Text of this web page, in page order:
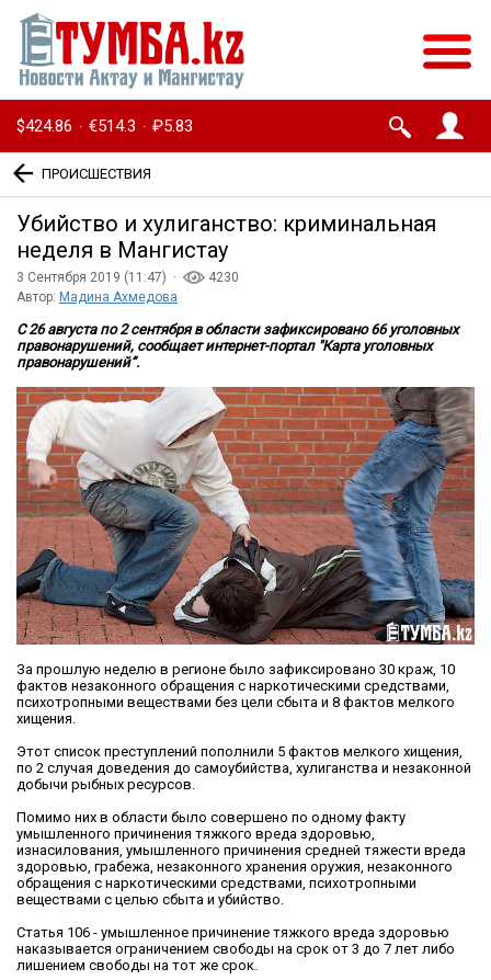
$424.86 · €514.3 · ₽5.83
ПРОИСШЕСТВИЯ
Убийство и хулиганство: криминальная
неделя в Мангистау
3 Сентября 2019 (11:47) ·
4230
Автор: Мадина Ахмедова
С 26 августа по 2 сентября в области зафиксировано 66 уголовных
правонарушений, сообщает интернет-портал "Карта уголовных
правонарушений”.
За прошлую неделю в регионе было зафиксировано 30 краж, 10
фактов незаконного обращения с наркотическими средствами,
психотропными веществами без цели сбыта и 8 фактов мелкого
хищения.
Этот список преступлений пополнили 5 фактов мелкого хищения,
по 2 случая доведения до самоубийства, хулиганства и незаконной
добычи рыбных ресурсов.
Помимо них в области было совершено по одному факту
умышленного причинения тяжкого вреда здоровью,
изнасилования, умышленного причинения средней тяжести вреда
здоровью, грабежа, незаконного хранения оружия, незаконного
обращения с наркотическими средствами, психотропными
веществами с целью сбыта и убийство.
Статья 106 - умышленное причинение тяжкого вреда здоровью
наказывается ограничением свободы на срок от 3 до 7 лет либо
лишением свободы на тот же срок.